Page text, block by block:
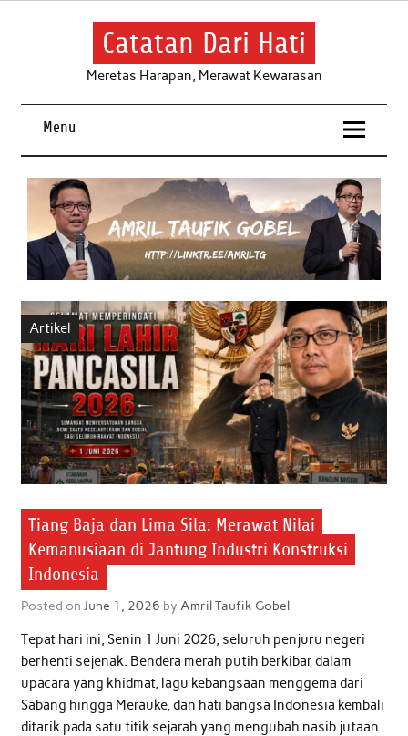
Skip
Catatan Dari Hati
Meretas Harapan, Merawat Kewarasan
Menu
Artikel
Tiang Baja dan Lima Sila: Merawat Nilai
Kemanusiaan di Jantung Industri Konstruksi
Indonesia
Posted on June 1, 2026 by Amril Taufik Gobel
Tepat hari ini, Senin 1 Juni 2026, seluruh penjuru negeri
berhenti sejenak. Bendera merah putih berkibar dalam
upacara yang khidmat, lagu kebangsaan menggema dari
Sabang hingga Merauke, dan hati bangsa Indonesia kembali
ditarik pada satu titik sejarah yang mengubah nasib jutaan